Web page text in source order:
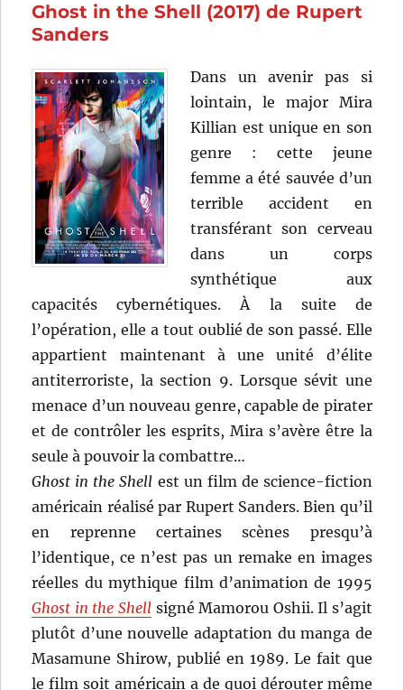
Ghost in the Shell (2017) de Rupert
Sanders
Dans un avenir pas si
lointain, le major Mira
Killian est unique en son
genre : cette jeune
femme a été sauvée d’un
terrible accident en
transférant son cerveau
dans un corps
synthétique aux
capacités cybernétiques. À la suite de
l’opération, elle a tout oublié de son passé. Elle
appartient maintenant à une unité d’élite
antiterroriste, la section 9. Lorsque sévit une
menace d’un nouveau genre, capable de pirater
et de contrôler les esprits, Mira s’avère être la
seule à pouvoir la combattre…
Ghost in the Shell est un film de science-fiction
américain réalisé par Rupert Sanders. Bien qu’il
en reprenne certaines scènes presqu’à
l’identique, ce n’est pas un remake en images
réelles du mythique film d’animation de 1995
Ghost in the Shellsigné Mamorou Oshii. Il s’agit
plutôt d’une nouvelle adaptation du manga de
Masamune Shirow, publié en 1989. Le fait que
le film soit américain a de quoi dérouter même